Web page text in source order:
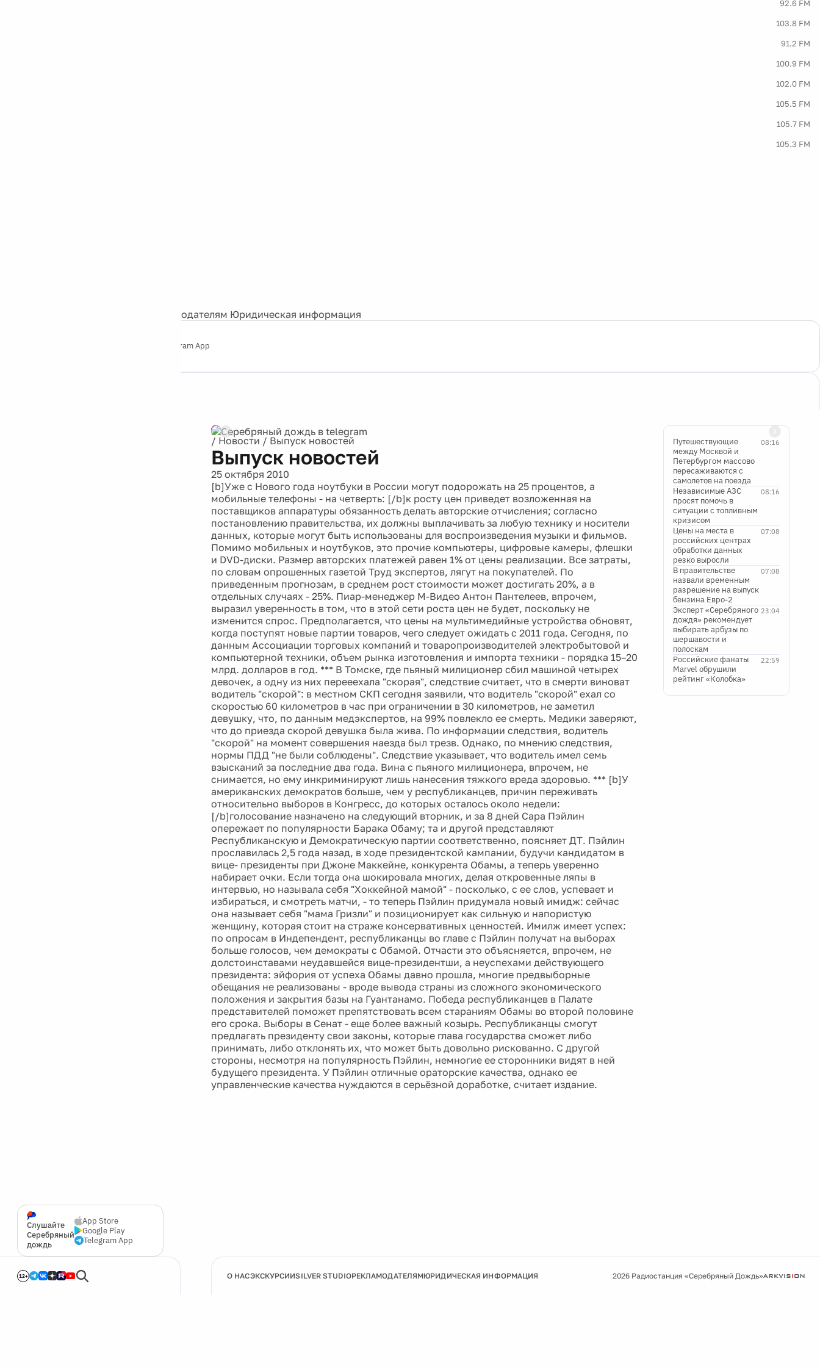
92.6 FM
103.8 FM
91.2 FM
100.9 FM
102.0 FM
105.5 FM
105.7 FM
105.3 FM
Рекламодателям Юридическая информация
Telegram App
Слушайте
Серебряный
дождь
App Store
Google Play
Telegram App
12+
/ Новости / Выпуск новостей
Выпуск новостей
25 октября 2010
[b]Уже с Нового года ноутбуки в России могут подорожать на 25 процентов, а
мобильные телефоны - на четверть: [/b]к росту цен приведет возложенная на
поставщиков аппаратуры обязанность делать авторские отчисления; согласно
постановлению правительства, их должны выплачивать за любую технику и носители
данных, которые могут быть использованы для воспроизведения музыки и фильмов.
Помимо мобильных и ноутбуков, это прочие компьютеры, цифровые камеры, флешки
и DVD-диски. Размер авторских платежей равен 1% от цены реализации. Все затраты,
по словам опрошенных газетой Труд экспертов, лягут на покупателей. По
приведенным прогнозам, в среднем рост стоимости может достигать 20%, а в
отдельных случаях - 25%. Пиар-менеджер М-Видео Антон Пантелеев, впрочем,
выразил уверенность в том, что в этой сети роста цен не будет, поскольку не
изменится спрос. Предполагается, что цены на мультимедийные устройства обновят,
когда поступят новые партии товаров, чего следует ожидать с 2011 года. Сегодня, по
данным Ассоциации торговых компаний и товаропроизводителей электробытовой и
компьютерной техники, объем рынка изготовления и импорта техники - порядка 15–20
млрд. долларов в год. *** В Томске, где пьяный милиционер сбил машиной четырех
девочек, а одну из них перееехала "скорая", следствие считает, что в смерти виноват
водитель "скорой": в местном СКП сегодня заявили, что водитель "скорой" ехал со
скоростью 60 километров в час при ограничении в 30 километров, не заметил
девушку, что, по данным медэкспертов, на 99% повлекло ее смерть. Медики заверяют,
что до приезда скорой девушка была жива. По информации следствия, водитель
"скорой" на момент совершения наезда был трезв. Однако, по мнению следствия,
нормы ПДД "не были соблюдены". Следствие указывает, что водитель имел семь
взысканий за последние два года. Вина с пьяного милиционера, впрочем, не
снимается, но ему инкриминируют лишь нанесения тяжкого вреда здоровью. *** [b]У
американских демократов больше, чем у республиканцев, причин переживать
относительно выборов в Конгресс, до которых осталось около недели:
[/b]голосование назначено на следующий вторник, и за 8 дней Сара Пэйлин
опережает по популярности Барака Обаму; та и другой представляют
Республиканскую и Демократическую партии соответственно, поясняет ДТ. Пэйлин
прославилась 2,5 года назад, в ходе президентской кампании, будучи кандидатом в
вице- президенты при Джоне Маккейне, конкурента Обамы, а теперь уверенно
набирает очки. Если тогда она шокировала многих, делая откровенные ляпы в
интервью, но называла себя "Хоккейной мамой" - посколько, с ее слов, успевает и
избираться, и смотреть матчи, - то теперь Пэйлин придумала новый имидж: сейчас
она называет себя "мама Гризли" и позиционирует как сильную и напористую
женщину, которая стоит на страже консервативных ценностей. Имилж имеет успех:
по опросам в Индепендент, республиканцы во главе с Пэйлин получат на выборах
больше голосов, чем демократы с Обамой. Отчасти это объясняется, впрочем, не
долстоинставами неудавшейся вице-президентши, а неуспехами действующего
президента: эйфория от успеха Обамы давно прошла, многие предвыборные
обещания не реализованы - вроде вывода страны из сложного экономического
положения и закрытия базы на Гуантанамо. Победа республиканцев в Палате
представителей поможет препятствовать всем стараниям Обамы во второй половине
его срока. Выборы в Сенат - еще более важный козырь. Республиканцы смогут
предлагать президенту свои законы, которые глава государства сможет либо
принимать, либо отклонять их, что может быть довольно рискованно. С другой
стороны, несмотря на популярность Пэйлин, немногие ее сторонники видят в ней
будущего президента. У Пэйлин отличные ораторские качества, однако ее
управленческие качества нуждаются в серьёзной доработке, считает издание.
08:16
Путешествующие
между Москвой и
Петербургом массово
пересаживаются с
самолетов на поезда
08:16
Независимые АЗС
просят помочь в
ситуации с топливным
кризисом
07:08
Цены на места в
российских центрах
обработки данных
резко выросли
07:08
В правительстве
назвали временным
разрешение на выпуск
бензина Евро-2
23:04
Эксперт «Серебряного
дождя» рекомендует
выбирать арбузы по
шершавости и
полоскам
22:59
Российские фанаты
Marvel обрушили
рейтинг «Колобка»
О НАСЭКСКУРСИИSILVER STUDIOРЕКЛАМОДАТЕЛЯМЮРИДИЧЕСКАЯ ИНФОРМАЦИЯ 2026 Радиостанция «Серебряный Дождь»